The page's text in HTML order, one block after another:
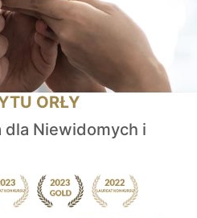
ORŁY
dla Niewidomych i